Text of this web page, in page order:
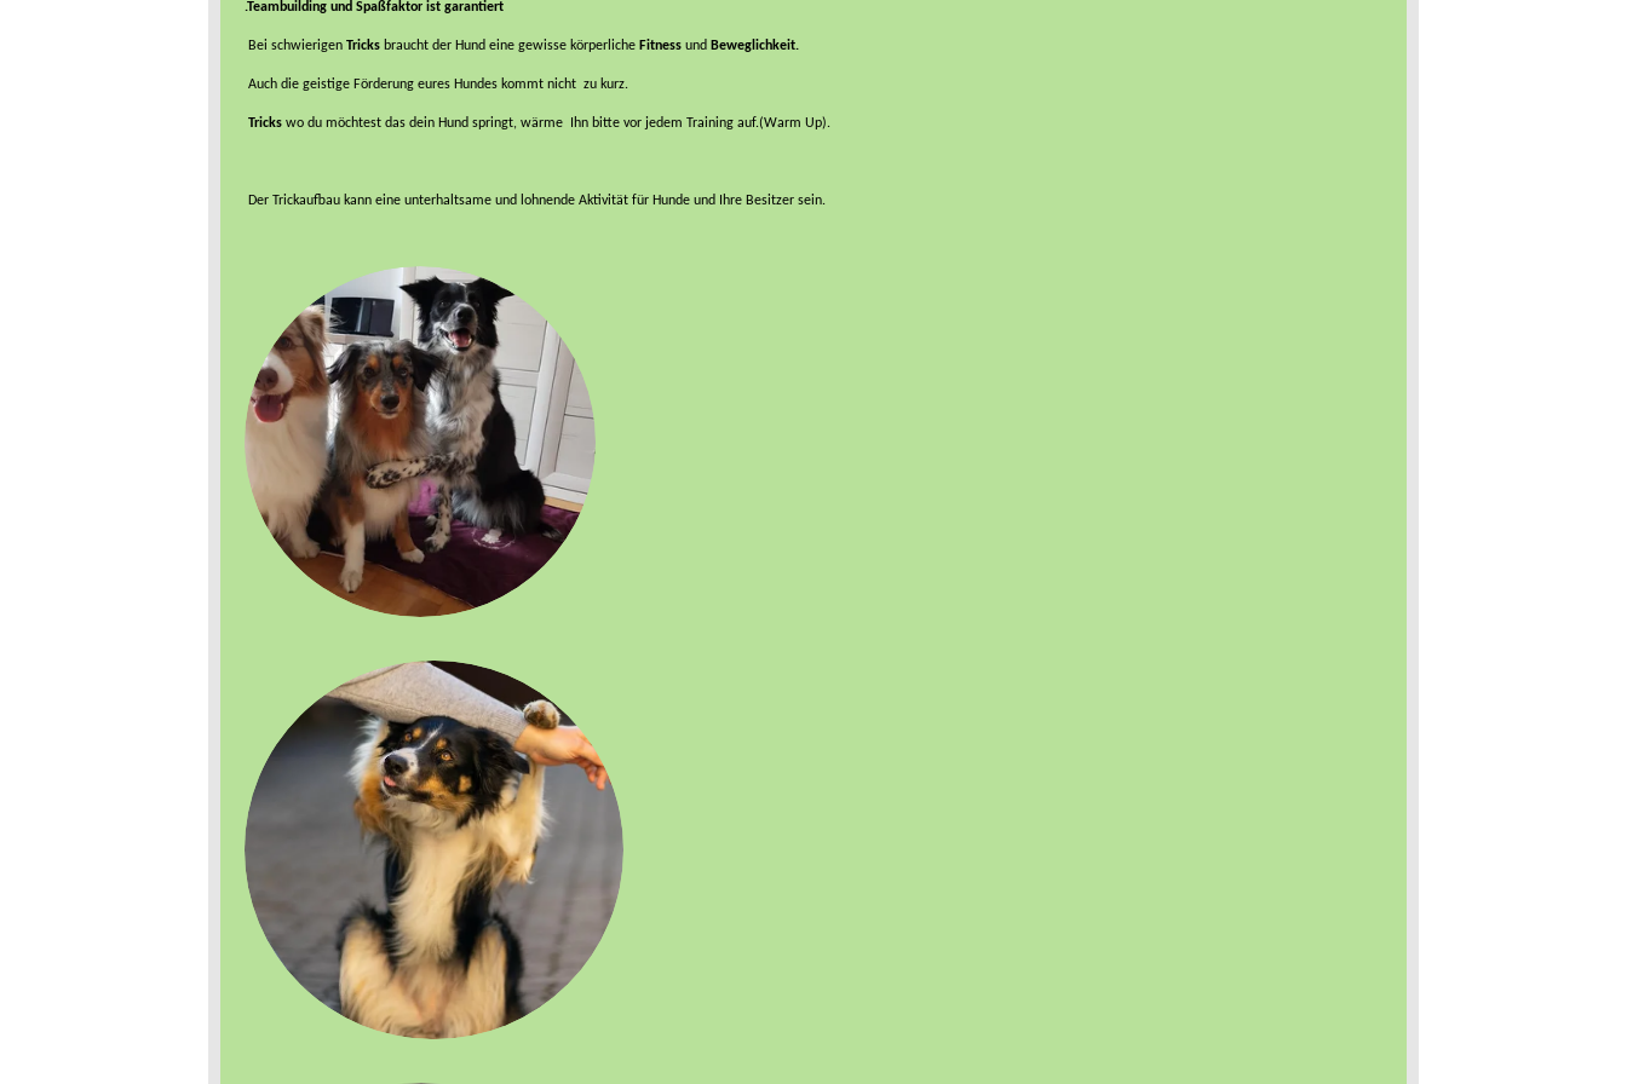
.Teambuilding und Spaßfaktor ist garantiert
Bei schwierigen Tricks braucht der Hund eine gewisse körperliche Fitness und Beweglichkeit.
Auch die geistige Förderung eures Hundes kommt nicht zu kurz.
Tricks wo du möchtest das dein Hund springt, wärme Ihn bitte vor jedem Training auf.(Warm Up).
Der Trickaufbau kann eine unterhaltsame und lohnende Aktivität für Hunde und Ihre Besitzer sein.